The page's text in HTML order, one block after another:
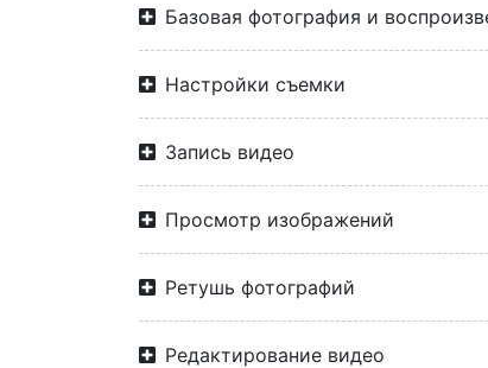
Базовая фотография и
Настройки съемки
Запись видео
Просмотр изображений
Ретушь фотографий
Редактирование видео